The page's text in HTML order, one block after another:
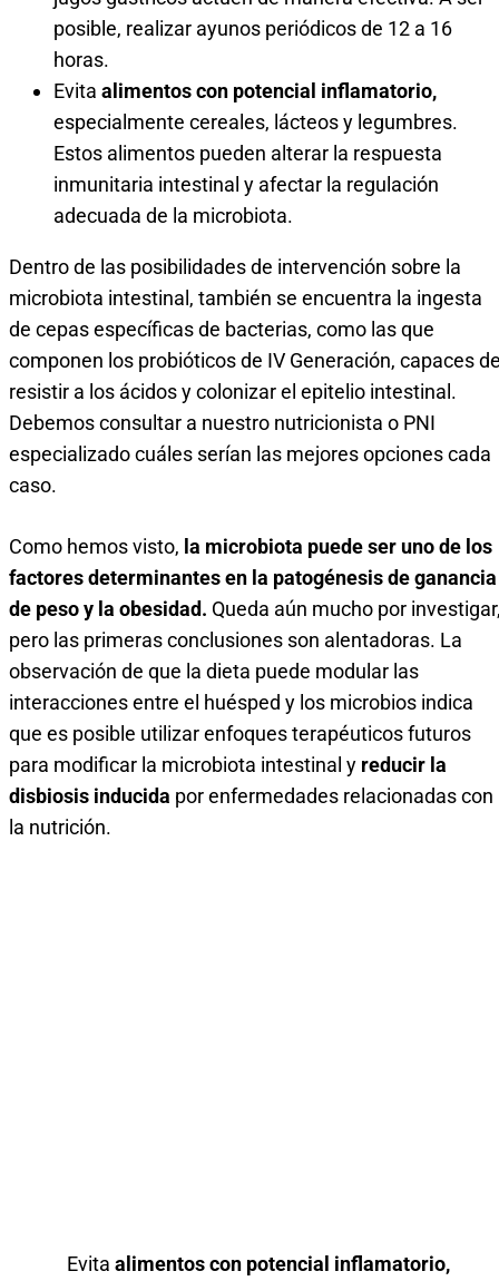
posible, realizar ayunos periódicos de 12 a 16
horas.
Evita alimentos con potencial inflamatorio,
especialmente cereales, lácteos y legumbres.
Estos alimentos pueden alterar la respuesta
inmunitaria intestinal y afectar la regulación
adecuada de la microbiota.
Dentro de las posibilidades de intervención sobre la
microbiota intestinal, también se encuentra la ingesta
de cepas específicas de bacterias, como las que
componen los probióticos de IV Generación, capaces
resistir a los ácidos y colonizar el epitelio intestinal.
Debemos consultar a nuestro nutricionista o PNI
especializado cuáles serían las mejores opciones cada
caso.
Como hemos visto, la microbiota puede ser uno de los
factores determinantes en la patogénesis de ganancia
de peso y la obesidad. Queda aún mucho por
pero las primeras conclusiones son alentadoras. La
observación de que la dieta puede modular las
interacciones entre el huésped y los microbios indica
que es posible utilizar enfoques terapéuticos futuros
para modificar la microbiota intestinal y reducir la
disbiosis inducida por enfermedades relacionadas con
la nutrición.
Evita alimentos con potencial inflamatorio,